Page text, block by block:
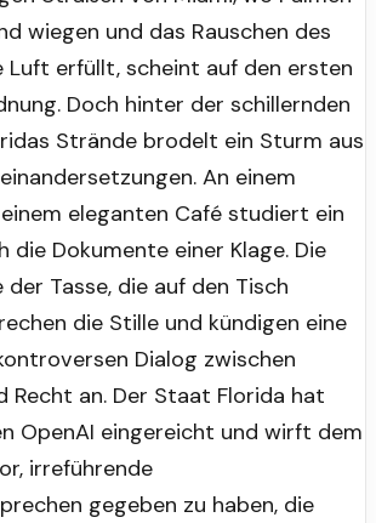
wiegen und das Rauschen des
Luft erfüllt, scheint auf den ersten
Doch hinter der schillernden
Strände brodelt ein Sturm aus
An einem
eleganten Café studiert ein
die Dokumente einer Klage. Die
der Tasse, die auf den Tisch
die Stille und kündigen eine
Dialog zwischen
Recht an. Der Staat Florida hat
OpenAI eingereicht und wirft dem
irreführende
gegeben zu haben, die